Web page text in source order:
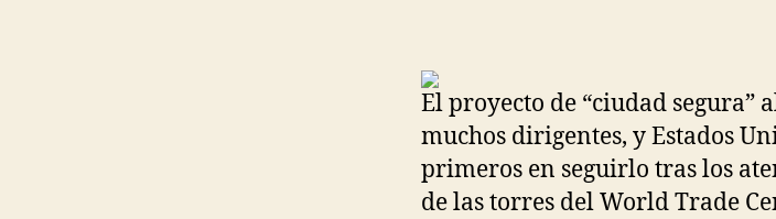
El proyecto de “ciudad segura”
muchos dirigentes, y Estados
primeros en seguirlo tras los
de las torres del World Trade